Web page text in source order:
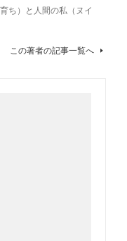
ち）と人間の私（ヌイ
この著者の記事一覧へ